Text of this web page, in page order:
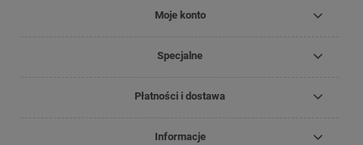
Moje konto
Specjalne
Płatności i dostawa
Informacje